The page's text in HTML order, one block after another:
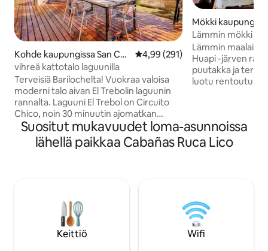
Kohde kaupungissa San Carl
os de Bariloche
Keskimääräinen arvio 4,99/5,
4,99 (291)
vihreä kattotalo laguunilla
Terveisiä Barilochelta! Vuokraa valoisa
moderni talo aivan El Trebolin laguunin
rannalta. Laguuni El Trebol on Circuito
Chico, noin 30 minuutin ajomatkan
päässä Barilochen keskustasta. Kun
löydät Circuito Chicosta, olet muutaman
kilometrin päässä uskomattomasta
Pointtiin: 3 km - San Pedron niemimaa
Etäisyys: 4 km - Etäisyys Cerro
Catedraliin: 20 km Jos sinulla ei ole omaa
liikennettä, matkustajien julkinen
Mökki
e Bariloche
Lämmin mökki
porealtaalla
Lämmin
Huapi -järven
puutakka ja
luotu
valokuituinternet
työskentelyä
jossa on kaikki
allas, pöytätennis.
suppaus.
Suositut mukavuudet loma-asunnoissa
lähellä paikkaa Cabañas Ruca Lico
Keittiö Wifi